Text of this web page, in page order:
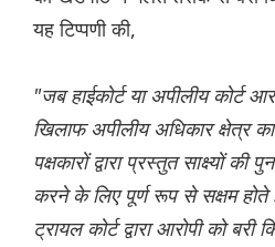
यह टिप्पणी की,
"जब हाईकोर्ट या अपीलीय कोर्ट
खिलाफ अपीलीय अधिकार क्षेत्र
पक्षकारों द्वारा प्रस्तुत साक्ष्यों की
करने के लिए पूर्ण रूप से सक्षम होते
ट्रायल कोर्ट द्वारा आरोपी को